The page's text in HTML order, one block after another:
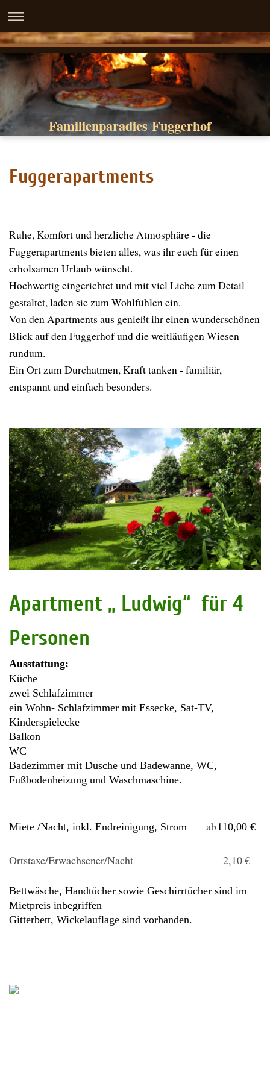
Familienparadies Fuggerhof
Familienparadies Fuggerhof
Fuggerapartments
Ruhe, Komfort und herzliche Atmosphäre - die
Fuggerapartments bieten alles, was ihr euch für einen
erholsamen Urlaub wünscht.
Hochwertig eingerichtet und mit viel Liebe zum Detail
gestaltet, laden sie zum Wohlfühlen ein.
Von den Apartments aus genießt ihr einen wunderschönen
Blick auf den Fuggerhof und die weitläufigen Wiesen
rundum.
Ein Ort zum Durchatmen, Kraft tanken - familiär,
entspannt und einfach besonders.
Apartment „ Ludwig“ für 4
Personen
Ausstattung:
Küche
zwei Schlafzimmer
ein Wohn- Schlafzimmer mit Essecke, Sat-TV,
Kinderspielecke
Balkon
WC
Badezimmer mit Dusche und Badewanne, WC,
Fußbodenheizung und Waschmaschine.
Miete /Nacht, inkl. Endreinigung, Strom ab110,00 €
Ortstaxe/Erwachsener/Nacht 2,10€
Bettwäsche, Handtücher sowie Geschirrtücher sind im
Mietpreis inbegriffen
Gitterbett, Wickelauflage sind vorhanden.